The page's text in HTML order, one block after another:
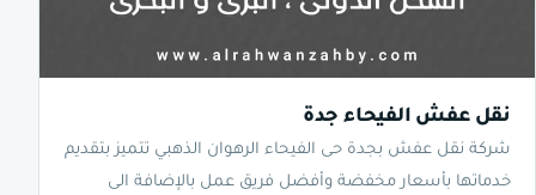
نقل عفش الفيحاء جدة
شركة نقل عفش بجدة حى الفيحاء الرهوان الذهبي تتميز بتقديم
خدماتها بأسعار مخفضة وأفضل فريق عمل بالإضافة الى